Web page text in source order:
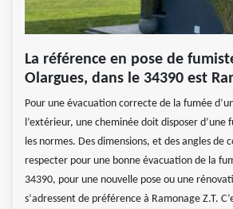
La référence en pose de
Olargues, dans le 34390 est
Pour une évacuation correcte de la fumée
l’extérieur, une cheminée doit disposer
les normes. Des dimensions, et des angles de
respecter pour une bonne évacuation de la
34390, pour une nouvelle pose ou une
s‘adressent de préférence à Ramonage Z.T.